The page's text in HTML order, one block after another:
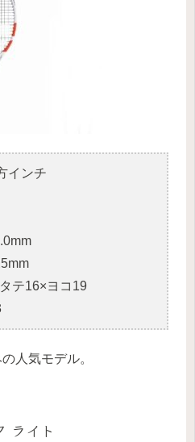
インチ
テ16×ヨコ19
人気モデル。
ライト